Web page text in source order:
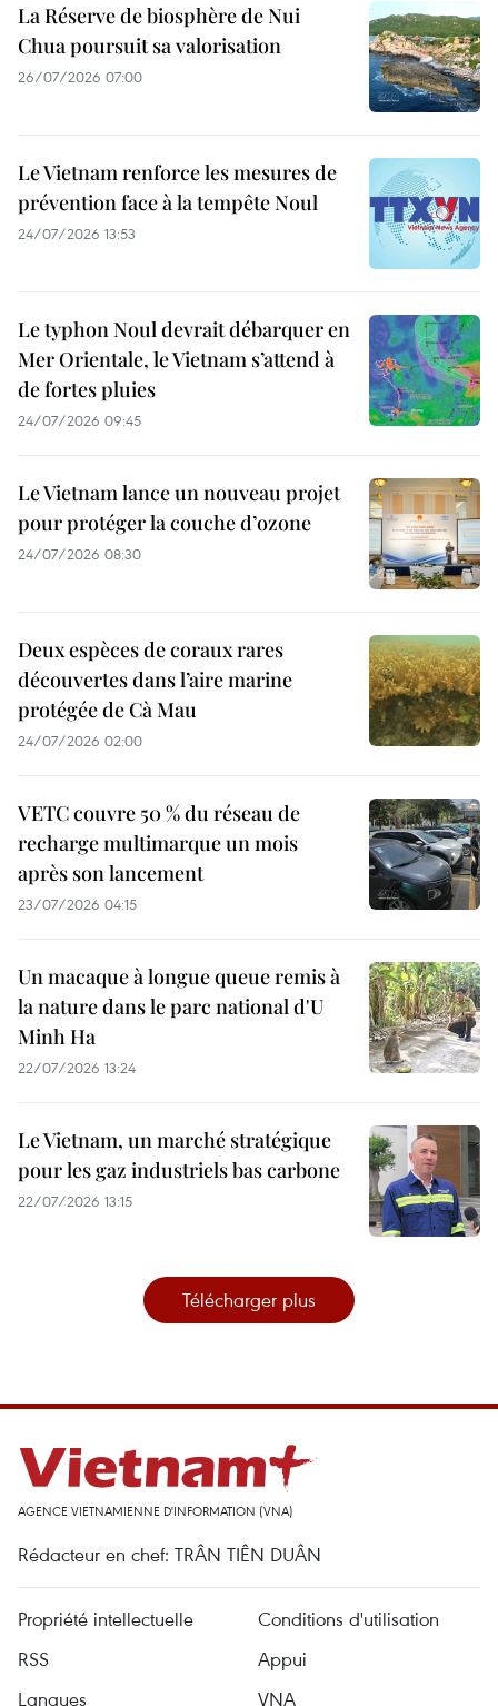
La Réserve de biosphère de Nui
Chua poursuit sa valorisation
26/07/2026 07:00
Le Vietnam renforce les mesures de
prévention face à la tempête Noul
24/07/2026 13:53
Le typhon Noul devrait débarquer en
Mer Orientale, le Vietnam s’attend à
de fortes pluies
24/07/2026 09:45
Le Vietnam lance un nouveau projet
pour protéger la couche d’ozone
24/07/2026 08:30
Deux espèces de coraux rares
découvertes dans l’aire marine
protégée de Cà Mau
24/07/2026 02:00
VETC couvre 50 % du réseau de
recharge multimarque un mois
après son lancement
23/07/2026 04:15
Un macaque à longue queue remis à
la nature dans le parc national d'U
Minh Ha
22/07/2026 13:24
Le Vietnam, un marché stratégique
pour les gaz industriels bas carbone
22/07/2026 13:15
Télécharger plus
AGENCE VIETNAMIENNE D'INFORMATION (VNA)
Rédacteur en chef: TRÂN TIÊN DUÂN
Propriété intellectuelle
Conditions d'utilisation
RSS
Appui
Langues
VNA